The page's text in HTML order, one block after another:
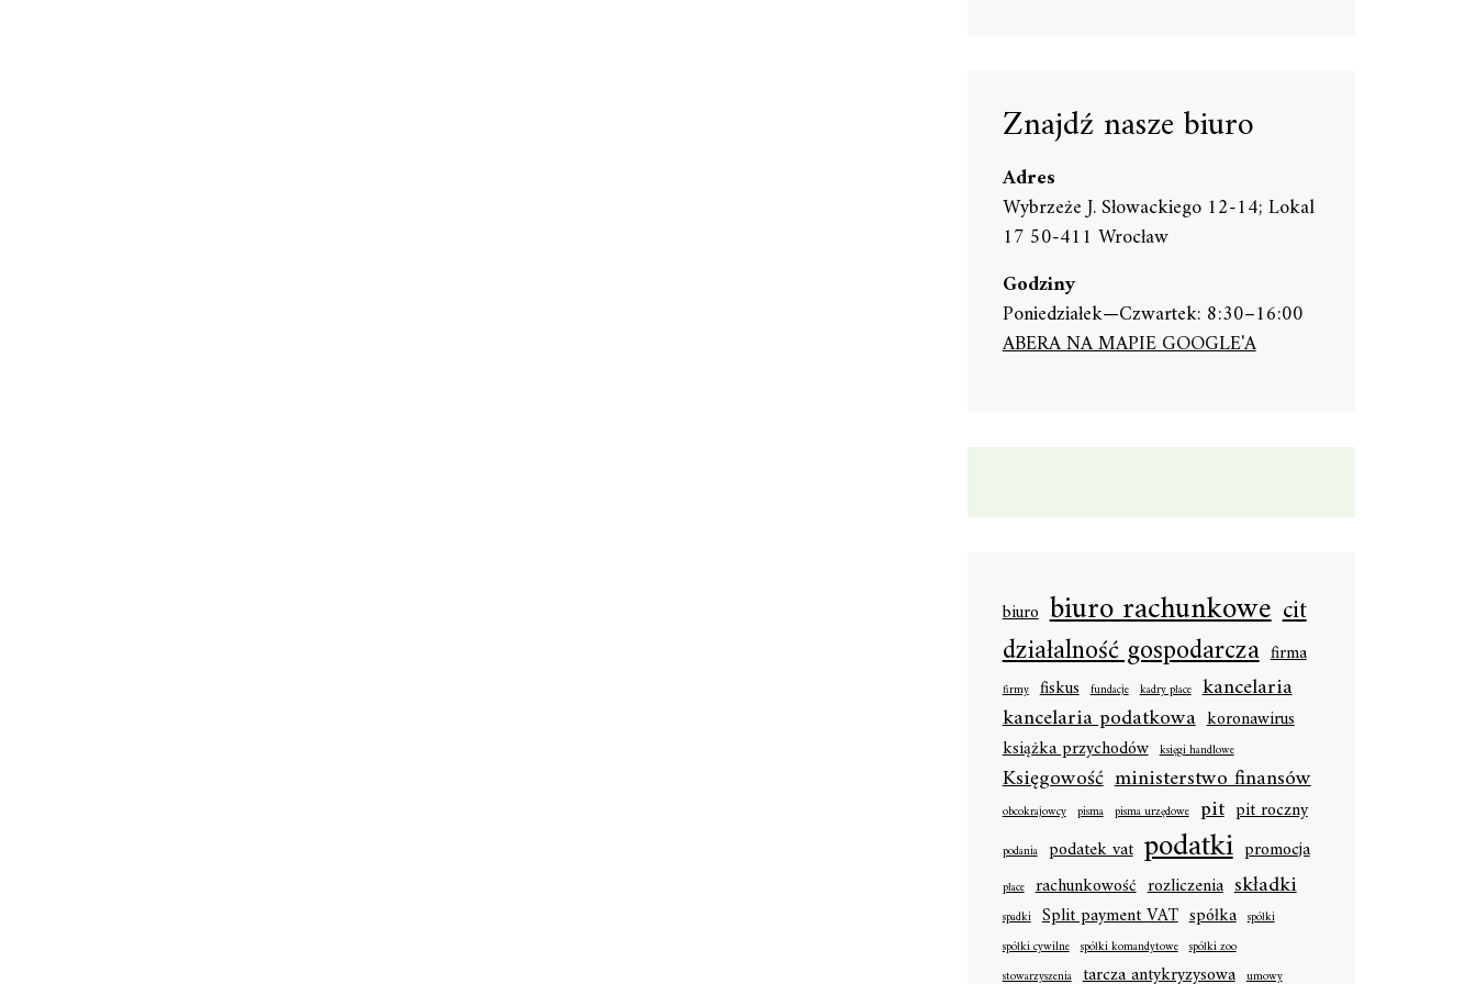
Znajdź nasze biuro
Adres
Wybrzeże J. Słowackiego 12-14; Lokal
17 50-411 Wrocław
Godziny
Poniedziałek—Czwartek: 8:30–16:00
ABERA NA MAPIE GOOGLE'A
biuro biuro rachunkowe cit
działalność gospodarcza firma
firmy fiskus fundacje kadry płace kancelaria
kancelaria podatkowa koronawirus
książka przychodów księgi handlowe
Księgowość ministerstwo finansów
obcokrajowcy pisma pisma urzędowe pit pit roczny
podania podatek vat podatki promocja
płace rachunkowość rozliczenia składki
spadki Split payment VAT spółka spółki
spółki cywilne spółki komandytowe spółki zoo
stowarzyszenia tarcza antykryzysowa umowy